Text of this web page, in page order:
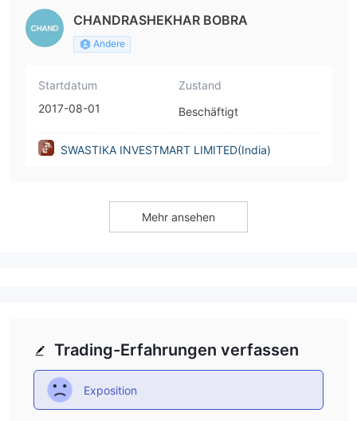
CHANDRASHEKHAR BOBRA
Andere
Startdatum
2017-08-01
Zustand
Beschäftigt
SWASTIKA INVESTMART LIMITED(India)
Mehr ansehen
Trading-Erfahrungen verfassen
Exposition